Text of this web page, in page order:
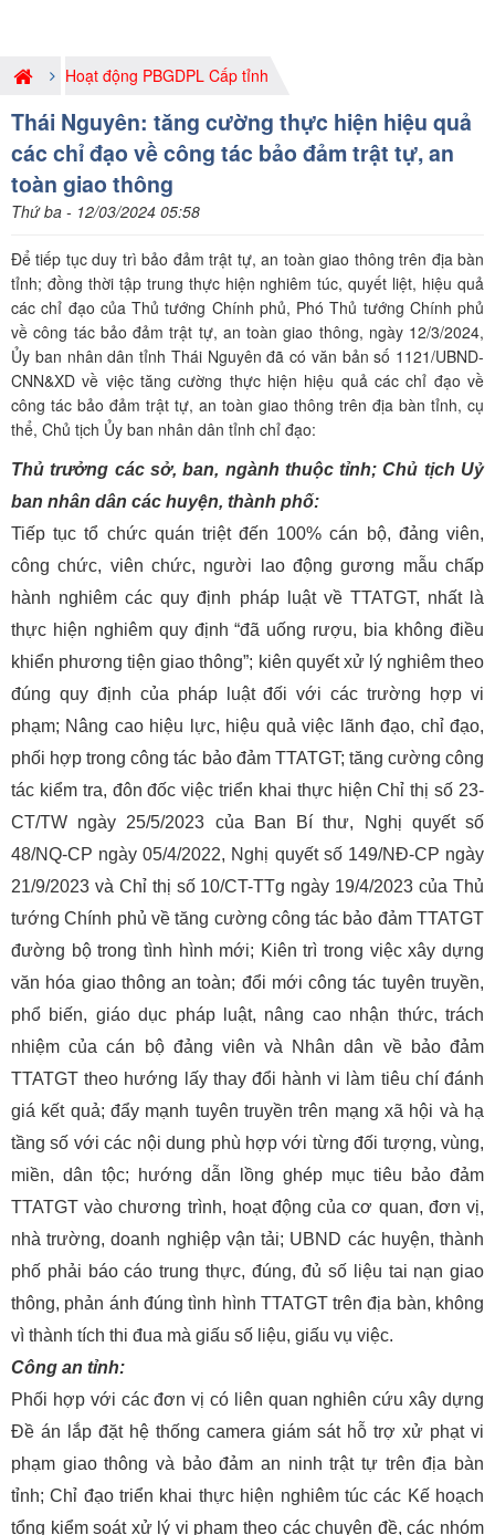
Hoạt động PBGDPL Cấp tỉnh
Thái Nguyên: tăng cường thực hiện hiệu quả
các chỉ đạo về công tác bảo đảm trật tự, an
toàn giao thông
Thứ ba - 12/03/2024 05:58
Để tiếp tục duy trì bảo đảm trật tự, an toàn giao thông trên địa bàn
tỉnh; đồng thời tập trung thực hiện nghiêm túc, quyết liệt, hiệu quả
các chỉ đạo của Thủ tướng Chính phủ, Phó Thủ tướng Chính phủ
về công tác bảo đảm trật tự, an toàn giao thông, ngày 12/3/2024,
Ủy ban nhân dân tỉnh Thái Nguyên đã có văn bản số 1121/UBND-
CNN&XD về việc tăng cường thực hiện hiệu quả các chỉ đạo về
công tác bảo đảm trật tự, an toàn giao thông trên địa bàn tỉnh, cụ
thể, Chủ tịch Ủy ban nhân dân tỉnh chỉ đạo:
Thủ trưởng các sở, ban, ngành thuộc tỉnh; Chủ tịch Uỷ
ban nhân dân các huyện, thành phố:
Tiếp tục tổ chức quán triệt đến 100% cán bộ, đảng viên,
công chức, viên chức, người lao động gương mẫu chấp
hành nghiêm các quy định pháp luật về TTATGT, nhất là
thực hiện nghiêm quy định “đã uống rượu, bia không điều
khiển phương tiện giao thông”; kiên quyết xử lý nghiêm theo
đúng quy định của pháp luật đối với các trường hợp vi
phạm; Nâng cao hiệu lực, hiệu quả việc lãnh đạo, chỉ đạo,
phối hợp trong công tác bảo đảm TTATGT; tăng cường công
tác kiểm tra, đôn đốc việc triển khai thực hiện Chỉ thị số 23-
CT/TW ngày 25/5/2023 của Ban Bí thư, Nghị quyết số
48/NQ-CP ngày 05/4/2022, Nghị quyết số 149/NĐ-CP ngày
21/9/2023 và Chỉ thị số 10/CT-TTg ngày 19/4/2023 của Thủ
tướng Chính phủ về tăng cường công tác bảo đảm TTATGT
đường bộ trong tình hình mới; Kiên trì trong việc xây dựng
văn hóa giao thông an toàn; đổi mới công tác tuyên truyền,
phổ biến, giáo dục pháp luật, nâng cao nhận thức, trách
nhiệm của cán bộ đảng viên và Nhân dân về bảo đảm
TTATGT theo hướng lấy thay đổi hành vi làm tiêu chí đánh
giá kết quả; đẩy mạnh tuyên truyền trên mạng xã hội và hạ
tầng số với các nội dung phù hợp với từng đối tượng, vùng,
miền, dân tộc; hướng dẫn lồng ghép mục tiêu bảo đảm
TTATGT vào chương trình, hoạt động của cơ quan, đơn vị,
nhà trường, doanh nghiệp vận tải; UBND các huyện, thành
phố phải báo cáo trung thực, đúng, đủ số liệu tai nạn giao
thông, phản ánh đúng tình hình TTATGT trên địa bàn, không
vì thành tích thi đua mà giấu số liệu, giấu vụ việc.
Công an tỉnh:
Phối hợp với các đơn vị có liên quan nghiên cứu xây dựng
Đề án lắp đặt hệ thống camera giám sát hỗ trợ xử phạt vi
phạm giao thông và bảo đảm an ninh trật tự trên địa bàn
tỉnh; Chỉ đạo triển khai thực hiện nghiêm túc các Kế hoạch
tổng kiểm soát xử lý vi phạm theo các chuyên đề, các nhóm